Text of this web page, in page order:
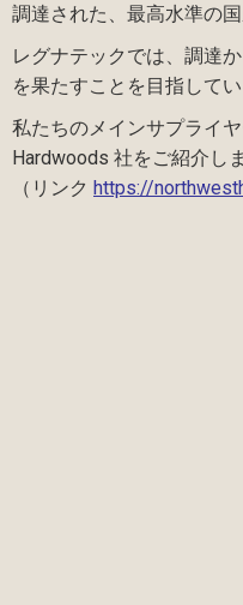
調達された、最高水準の
レグナテックでは、調達
を果たすことを目指してい
私たちのメインサプライ
Hardwoods 社をご紹介し
（リンク https://